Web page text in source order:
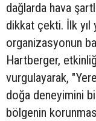
dağlarda hava
dikkat çekti. İlk yıl
organizasyonun
Hartberger,
vurgulayarak,
doğa deneyimini
bölgenin